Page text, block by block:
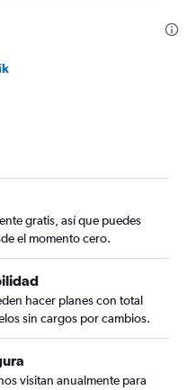
gratis, así que puedes
el momento cero.
hacer planes con total
sin cargos por cambios.
visitan anualmente para